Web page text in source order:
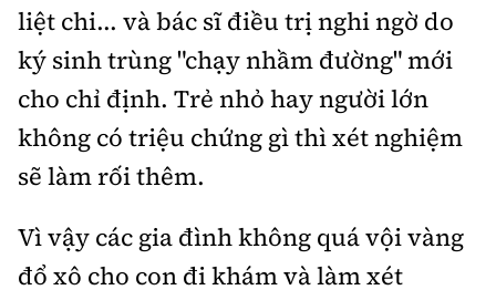
liệt chi... và bác sĩ điều trị nghi ngờ do
ký sinh trùng "chạy nhầm đường" mới
cho chỉ định. Trẻ nhỏ hay người lớn
không có triệu chứng gì thì xét nghiệm
sẽ làm rối thêm.
Vì vậy các gia đình không quá vội vàng
đổ xô cho con đi khám và làm xét